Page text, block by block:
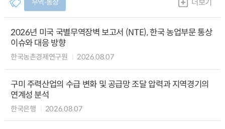
무역∙통상 더보기
2026년 미국 국별무역장벽 보고서 (NTE), 한국 농업부문 통상
이슈와 대응 방향
한국농촌경제연구원 2026.08.07
구미 주력산업의 수급 변화 및 공급망 조달 압력과 지역경기의
연계성 분석
한국은행 2026.08.07